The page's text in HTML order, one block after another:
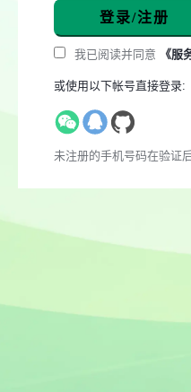
登录/注册
我已阅读并同意 《服
或使用以下帐号直接登录:
未注册的手机号码在验证